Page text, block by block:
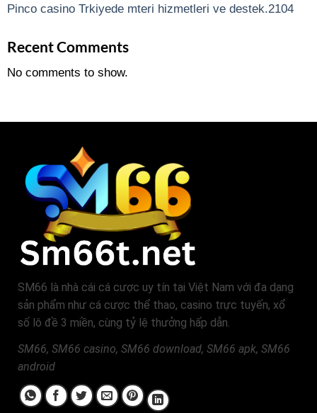
Pinco casino Trkiyede mteri hizmetleri ve destek.2104
Recent Comments
No comments to show.
SM66 là nhà cái cá cược uy tín tại Việt Nam với đa dạng
sản phẩm như cá cược thể thao, casino trực tuyến, xổ
số lô đề 3 miền, cùng tỷ lệ thưởng hấp dẫn.
SM66, SM66 casino, SM66 download, SM66 apk, SM66
android